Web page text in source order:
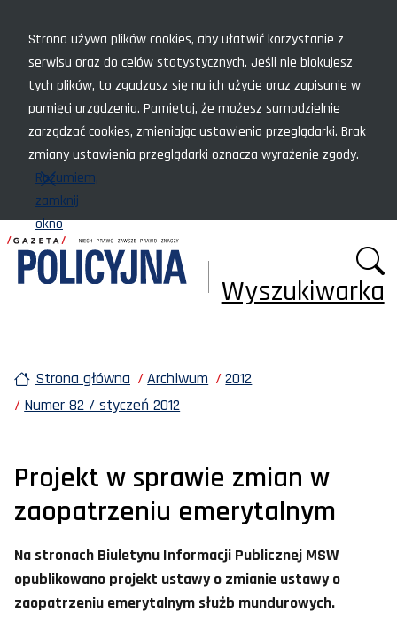
Strona używa plików cookies, aby ułatwić korzystanie z
serwisu oraz do celów statystycznych. Jeśli nie blokujesz
tych plików, to zgadzasz się na ich użycie oraz zapisanie w
pamięci urządzenia. Pamiętaj, że możesz samodzielnie
zarządzać cookies, zmieniając ustawienia przeglądarki. Brak
zmiany ustawienia przeglądarki oznacza wyrażenie zgody.
Rozumiem,
zamknij
okno
Wyszukiwarka
Strona główna Archiwum
2012
Numer 82 / styczeń 2012
Projekt w sprawie zmian w
zaopatrzeniu emerytalnym
Na stronach Biuletynu Informacji Publicznej MSW
opublikowano projekt ustawy o zmianie ustawy o
zaopatrzeniu emerytalnym służb mundurowych.